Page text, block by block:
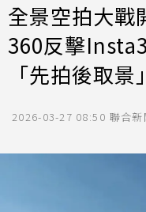
全景空拍大戰
360反擊
「先拍後取景」
2026-03-27 08:50 聯合新